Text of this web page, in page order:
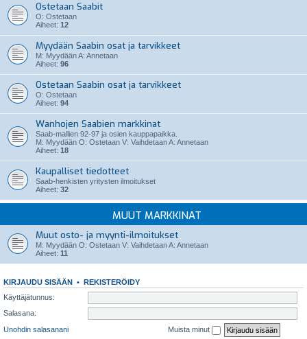
Ostetaan Saabit
O: Ostetaan
Aiheet: 12
Myydään Saabin osat ja tarvikkeet
M: Myydään A: Annetaan
Aiheet: 96
Ostetaan Saabin osat ja tarvikkeet
O: Ostetaan
Aiheet: 94
Wanhojen Saabien markkinat
Saab-mallien 92-97 ja osien kauppapaikka.
M: Myydään O: Ostetaan V: Vaihdetaan A: Annetaan
Aiheet: 18
Kaupalliset tiedotteet
Saab-henkisten yritysten ilmoitukset
Aiheet: 32
MUUT MARKKINAT
Muut osto- ja myynti-ilmoitukset
M: Myydään O: Ostetaan V: Vaihdetaan A: Annetaan
Aiheet: 11
KIRJAUDU SISÄÄN • REKISTERÖIDY
Käyttäjätunnus:
Salasana:
Unohdin salasanani
Muista minut